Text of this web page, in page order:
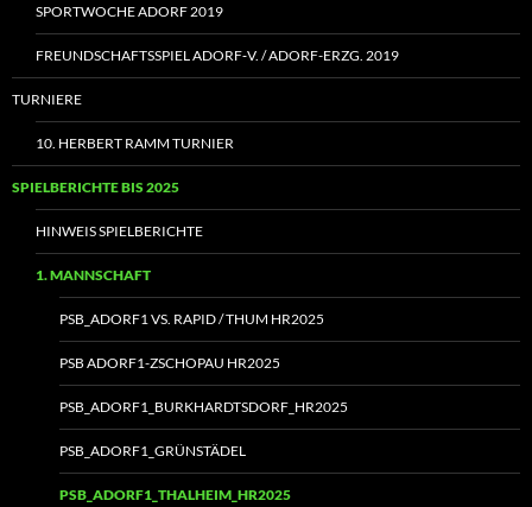
SPORTWOCHE ADORF 2019
FREUNDSCHAFTSSPIEL ADORF‑V. / ADORF-ERZG. 2019
TURNIERE
10. HERBERT RAMM TURNIER
SPIELBERICHTE BIS 2025
HINWEIS SPIELBERICHTE
1. MANNSCHAFT
PSB_ADORF1 VS. RAPID / THUM HR2025
PSB ADORF1-ZSCHOPAU HR2025
PSB_ADORF1_BURKHARDTSDORF_HR2025
PSB_ADORF1_GRÜNSTÄDEL
PSB_ADORF1_THALHEIM_HR2025